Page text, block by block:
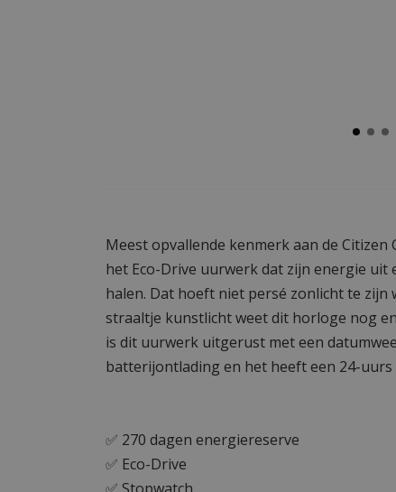
Meest opvallende kenmerk aan de Citizen
het Eco-Drive uurwerk dat zijn energie uit
halen. Dat hoeft niet persé zonlicht te zijn
straaltje kunstlicht weet dit horloge nog
is dit uurwerk uitgerust met een
batterijontlading en het heeft een 24-uurs
✅ 270 dagen energiereserve
✅ Eco-Drive